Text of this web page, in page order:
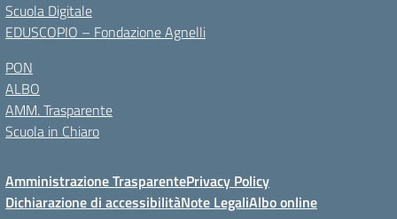
Scuola Digitale
EDUSCOPIO – Fondazione Agnelli
PON
ALBO
AMM. Trasparente
Scuola in Chiaro
Amministrazione TrasparentePrivacy Policy
Dichiarazione di accessibilitàNote LegaliAlbo online